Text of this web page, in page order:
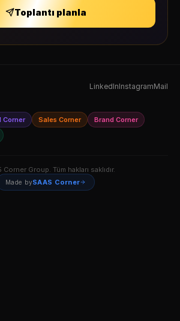
Toplantı planla
LinkedInInstagramMail
Corner Sales Corner
Brand Corner
Group. Tüm hakları saklıdır.
Made bySAAS Corner